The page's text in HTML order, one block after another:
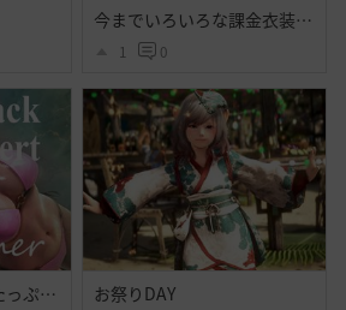
今までいろいろな課金衣装出てそれなりに好きだったけど今回程心奪われた衣装はなかったよ・・大好きだよシトラス・・ハイセンス過ぎるよ黒砂漠☝️ぃえーぃ！
1 0
夏の黒い砂漠 魅力たっぷりシトラス衣装のｓｓ その２ お祭りDAY